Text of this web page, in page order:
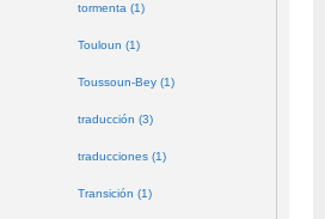
tormenta (1)
Touloun (1)
Toussoun-Bey (1)
traducción (3)
traducciones (1)
Transición (1)